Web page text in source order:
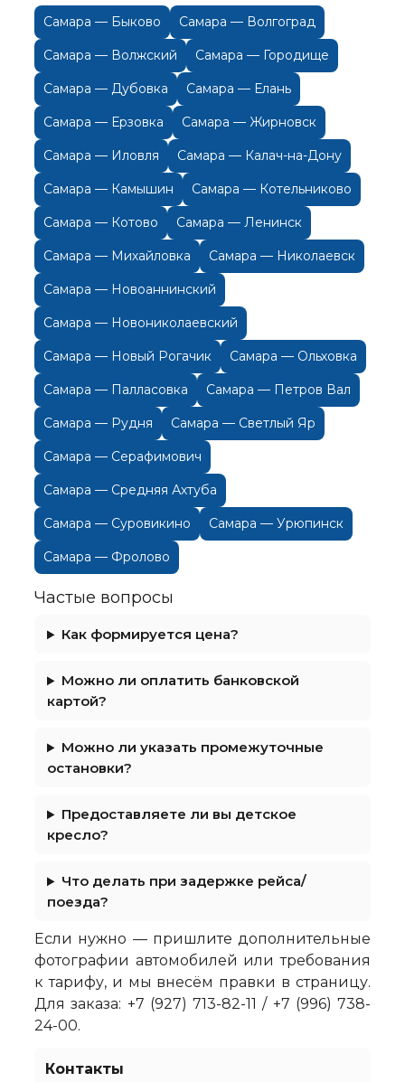
Самара — Быково Самара — Волгоград
Самара — Волжский Самара — Городище
Самара — Дубовка Самара — Елань
Самара — Ерзовка Самара — Жирновск
Самара — Иловля Самара — Калач-на-Дону
Самара — Камышин Самара — Котельниково
Самара — Котово Самара — Ленинск
Самара — Михайловка Самара — Николаевск
Самара — Новоаннинский
Самара — Новониколаевский
Самара — Новый Рогачик Самара — Ольховка
Самара — Палласовка Самара — Петров Вал
Самара — Рудня Самара — Светлый Яр
Самара — Серафимович
Самара — Средняя Ахтуба
Самара — Суровикино Самара — Урюпинск
Самара — Фролово
Частые вопросы
Как формируется цена?
Можно ли оплатить банковской
картой?
Можно ли указать промежуточные
остановки?
Предоставляете ли вы детское
кресло?
Что делать при задержке рейса/
поезда?
Если нужно — пришлите дополнительные
фотографии автомобилей или требования
к тарифу, и мы внесём правки в страницу.
Для заказа: +7 (927) 713-82-11 / +7 (996) 738-
24-00.
Контакты